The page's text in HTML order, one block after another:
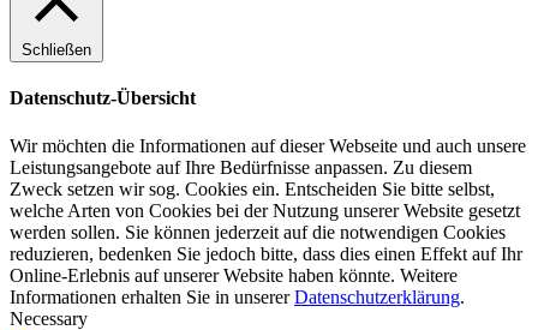
Schließen
Datenschutz-Übersicht
Wir möchten die Informationen auf dieser Webseite und auch unsere
Leistungsangebote auf Ihre Bedürfnisse anpassen. Zu diesem
Zweck setzen wir sog. Cookies ein. Entscheiden Sie bitte selbst,
welche Arten von Cookies bei der Nutzung unserer Website gesetzt
werden sollen. Sie können jederzeit auf die notwendigen Cookies
reduzieren, bedenken Sie jedoch bitte, dass dies einen Effekt auf Ihr
Online-Erlebnis auf unserer Website haben könnte. Weitere
Informationen erhalten Sie in unsererDatenschutzerklärung.
Necessary